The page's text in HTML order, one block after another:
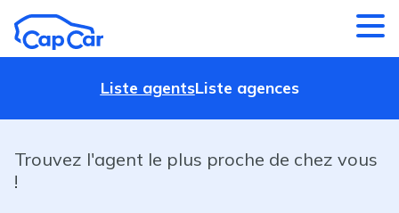
Liste agentsListe agences
Trouvez l'agent le plus proche de chez vous
!